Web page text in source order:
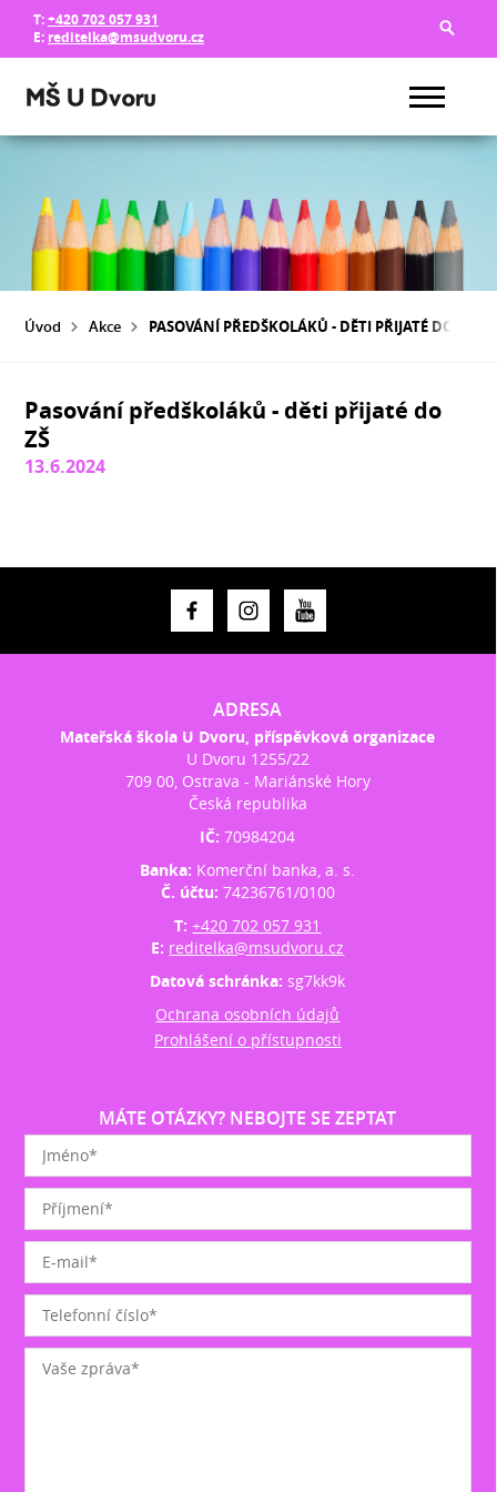
T:+420 702 057 931
E: reditelka@msudvoru.cz
Úvod Akce PASOVÁNÍ PŘEDŠKOLÁKŮ - DĚTI PŘIJATÉ DO ZŠ
Pasování předškoláků - děti přijaté do
ZŠ
13.6.2024
ADRESA
Mateřská škola U Dvoru, příspěvková organizace
U Dvoru 1255/22
709 00, Ostrava - Mariánské Hory
Česká republika
IČ:70984204
Banka: Komerční banka, a. s.
Č. účtu: 74236761/0100
T:+420 702 057 931
E: reditelka@msudvoru.cz
Datová schránka:sg7kk9k
Ochrana osobních údajů
Prohlášení o přístupnosti
MÁTE OTÁZKY? NEBOJTE SE ZEPTAT